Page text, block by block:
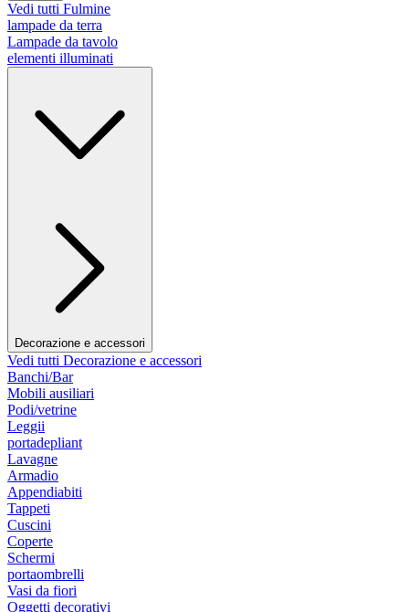
Vedi tutti Fulmine
lampade da terra
Lampade da tavolo
elementi illuminati
Decorazione e accessori
Vedi tutti Decorazione e accessori
Banchi/Bar
Mobili ausiliari
Podi/vetrine
Leggii
portadepliant
Lavagne
Armadio
Appendiabiti
Tappeti
Cuscini
Coperte
Schermi
portaombrelli
Vasi da fiori
Oggetti decorativi